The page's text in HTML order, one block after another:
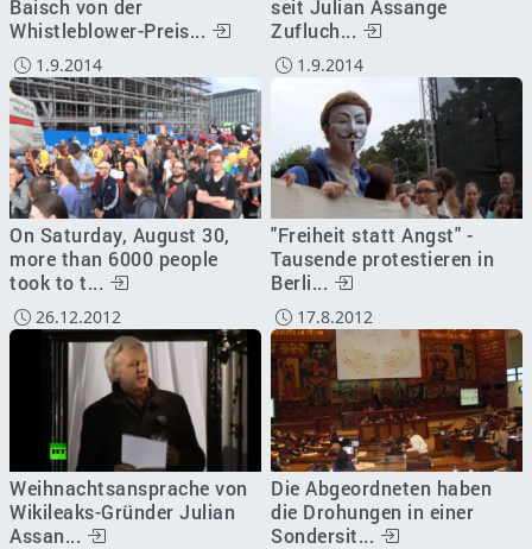
Baisch von der
Whistleblower-Preis...
seit Julian Assange
Zufluch...
1.9.2014
On Saturday, August 30,
more than 6000 people
took to t...
1.9.2014
"Freiheit statt Angst" -
Tausende protestieren in
Berli...
26.12.2012
Weihnachtsansprache von
Wikileaks-Gründer Julian
Assan...
17.8.2012
Die Abgeordneten haben
die Drohungen in einer
Sondersit...